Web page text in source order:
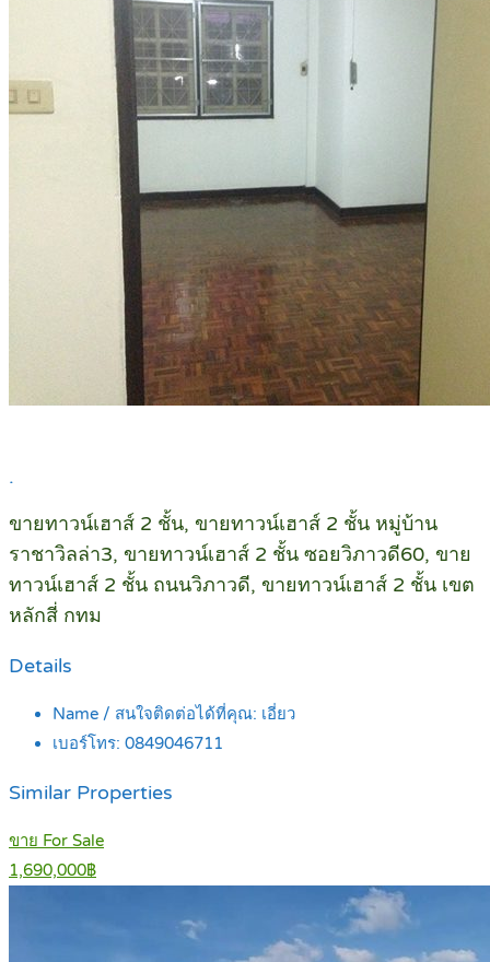
.
ขายทาวน์เฮาส์ 2 ชั้น, ขายทาวน์เฮาส์ 2 ชั้น หมู่บ้าน
ราชาวิลล่า3, ขายทาวน์เฮาส์ 2 ชั้น ซอยวิภาวดี60, ขาย
ทาวน์เฮาส์ 2 ชั้น ถนนวิภาวดี, ขายทาวน์เฮาส์ 2 ชั้น เขต
หลักสี่ กทม
Details
Name / สนใจติดต่อได้ที่คุณ: เอี่ยว
เบอร์โทร: 0849046711
Similar Properties
ขาย For Sale
1,690,000฿